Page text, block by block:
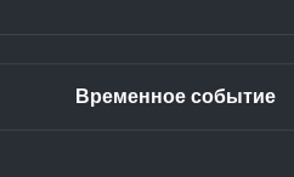
Временное событие